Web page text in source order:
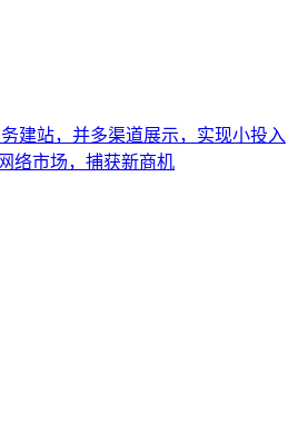
建站，并多渠道展示，实现小投入
络市场，捕获新商机